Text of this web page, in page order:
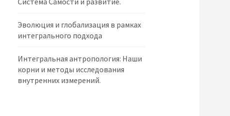
Эволюция и глобализация в рамках
интегрального подхода
Интегральная антропология: Наши
корни и методы исследования
внутренних измерений.